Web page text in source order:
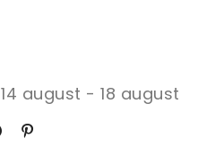
14 august - 18 august